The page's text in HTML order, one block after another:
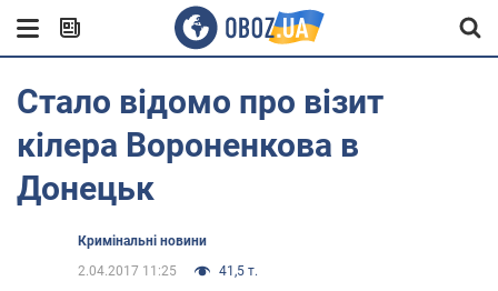
Стало відомо про візит
кілера Вороненкова в
Донецьк
Кримінальні новини
2.04.2017 11:25
41,5 т.